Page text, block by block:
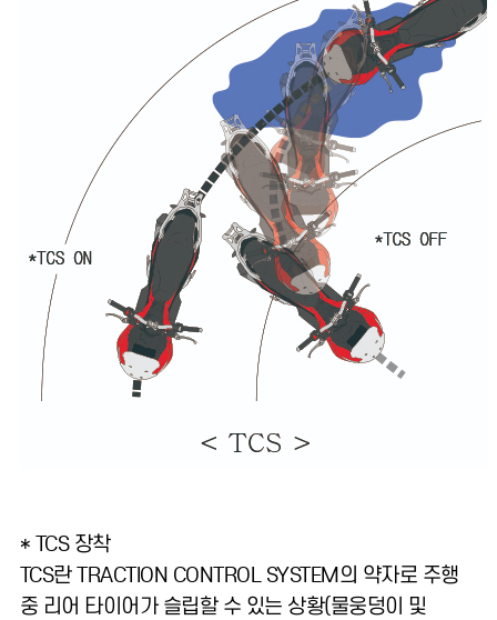
* TCS 장착
TCS란 TRACTION CONTROL SYSTEM의 약자로 주행
중 리어 타이어가 슬립할 수 있는 상황(물웅덩이 및